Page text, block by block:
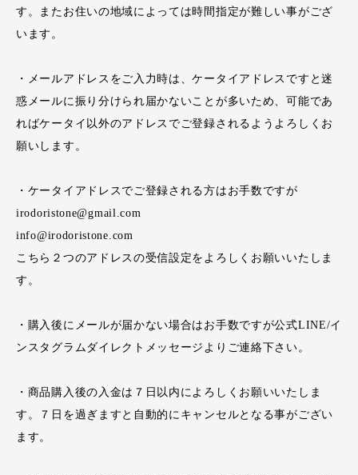
す。またお住いの地域によっては時間指定が難しい事がござ
います。
・メールアドレスをご入力時は、ケータイアドレスですと迷
惑メールに振り分けられ届かないことが多いため、可能であ
ればケータイ以外のアドレスでご登録されるようよろしくお
願いします。
・ケータイアドレスでご登録される方はお手数ですが
irodoristone@gmail.com
info@irodoristone.com
こちら２つのアドレスの受信設定をよろしくお願いいたしま
す。
・購入後にメールが届かない場合はお手数ですが公式LINE/イ
ンスタグラムダイレクトメッセージよりご連絡下さい。
・商品購入後の入金は７日以内によろしくお願いいたしま
す。７日を過ぎますと自動的にキャンセルとなる事がござい
ます。